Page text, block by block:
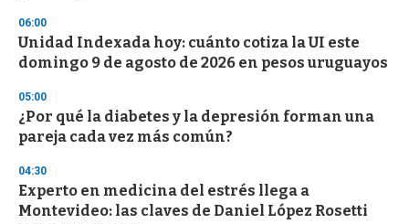
d
s
06:00
Unidad Indexada hoy: cuánto cotiza la UI este
domingo 9 de agosto de 2026 en pesos uruguayos
05:00
¿Por qué la diabetes y la depresión forman una
pareja cada vez más común?
04:30
Experto en medicina del estrés llega a
Montevideo: las claves de Daniel López Rosetti